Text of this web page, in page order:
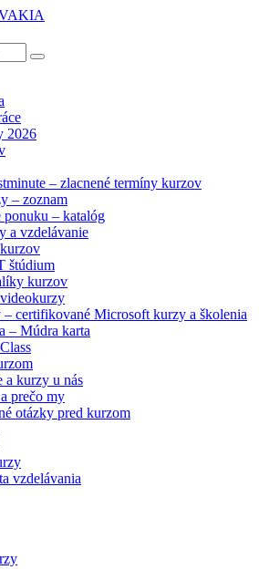
2026
– zlacnené termíny kurzov
– zoznam
ponuku – katalóg
a vzdelávanie
štúdium
kurzov
certifikované Microsoft kurzy a školenia
– Múdra karta
a kurzy u nás
prečo my
otázky pred kurzom
vzdelávania